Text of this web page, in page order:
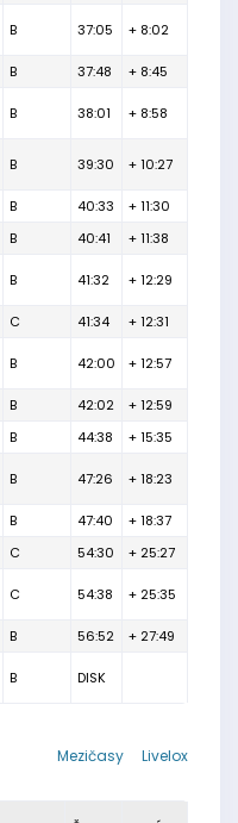
B 37:05 + 8:02
B 37:48 + 8:45
B 38:01 + 8:58
B 39:30 + 10:27
B 40:33
+ 11:30
B 40:41 + 11:38
B 41:32 + 12:29
C 41:34 + 12:31
B 42:00 + 12:57
B 42:02
+ 12:59
B 44:38 + 15:35
B 47:26 + 18:23
B 47:40
+ 18:37
C 54:30 + 25:27
C 54:38 + 25:35
B 56:52
+ 27:49
B DISK
Livelox
Mezičasy